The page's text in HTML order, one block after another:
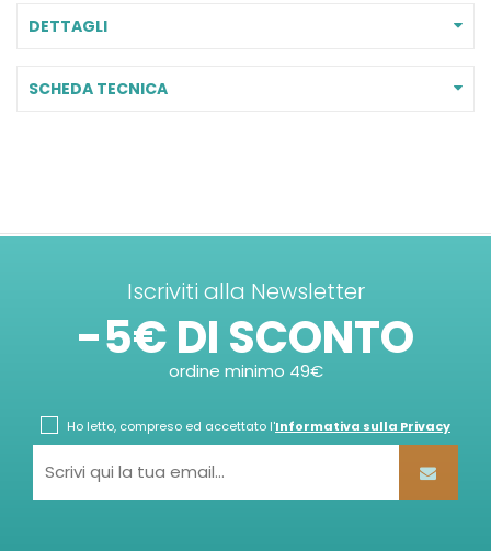
DETTAGLI
SCHEDA TECNICA
Iscriviti alla Newsletter
-5€ DI SCONTO
ordine minimo 49€
Ho letto, compreso ed accettato l'Informativa sulla Privacy